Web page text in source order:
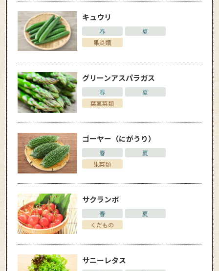
キュウリ
春
夏
果菜類
グリーンアスパラガス
春
夏
葉茎菜類
ゴーヤー（にがうり）
春
夏
果菜類
サクランボ
春
夏
くだもの
サニーレタス